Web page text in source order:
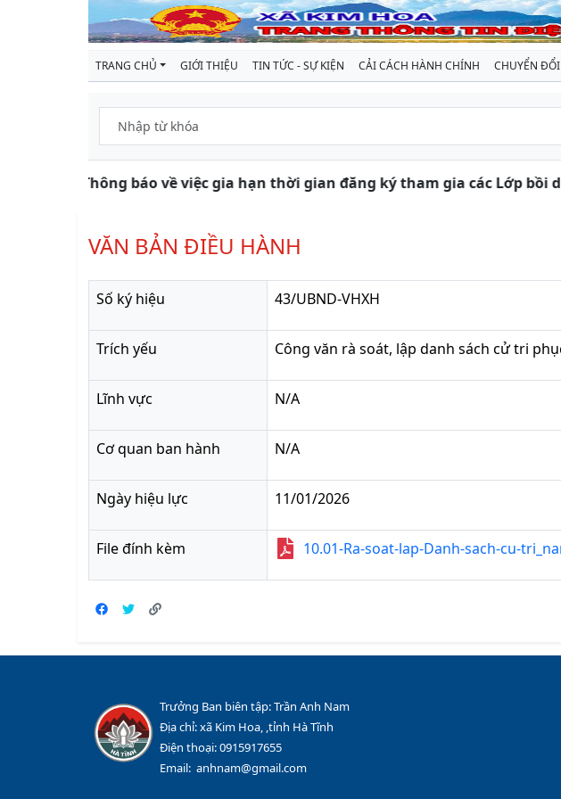
TRANG CHỦ GIỚI THIỆU TIN TỨC - SỰ KIỆN CẢI CÁCH HÀNH CHÍNH CHUYỂN
Thông báo về việc gia hạn thời gian đăng ký tham gia các Lớp
VĂN BẢN ĐIỀU HÀNH
Số ký hiệu 43/UBND-VHXH
Trích yếu Công văn rà soát, lập danh sách cử tri
Lĩnh vực N/A
Cơ quan ban hành N/A
Ngày hiệu lực 11/01/2026
File đính kèm 10.01-Ra-soat-lap-Danh-sach-cu-
Trưởng Ban biên tập: Trần Anh Nam
Địa chỉ: xã Kim Hoa, ,tỉnh Hà Tĩnh
Điện thoại: 0915917655
Email: anhnam@gmail.com